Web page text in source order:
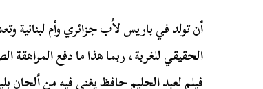
أن تولد في باريس لأب جزائري وأم لبنانية
الحقيقي للغربة، ربما هذا ما دفع
فيلم لعبد الحليم حافظ يغني فيه من